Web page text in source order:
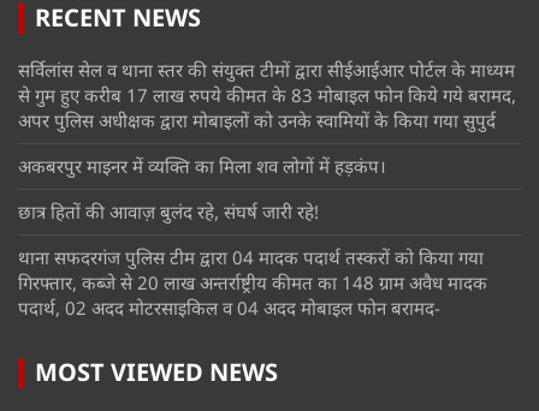
RECENT NEWS
सर्विलांस सेल व थाना स्तर की संयुक्त टीमों द्वारा सीईआईआर पोर्टल के माध्यम
से गुम हुए करीब 17 लाख रुपये कीमत के 83 मोबाइल फोन किये गये बरामद,
अपर पुलिस अधीक्षक द्वारा मोबाइलों को उनके स्वामियों के किया गया सुपुर्द
अकबरपुर माइनर में व्यक्ति का मिला शव लोगों में हड़कंप।
छात्र हितों की आवाज़ बुलंद रहे, संघर्ष जारी रहे!
थाना सफदरगंज पुलिस टीम द्वारा 04 मादक पदार्थ तस्करों को किया गया
गिरफ्तार, कब्जे से 20 लाख अन्तर्राष्ट्रीय कीमत का 148 ग्राम अवैध मादक
पदार्थ, 02 अदद मोटरसाइकिल व 04 अदद मोबाइल फोन बरामद-
MOST VIEWED NEWS